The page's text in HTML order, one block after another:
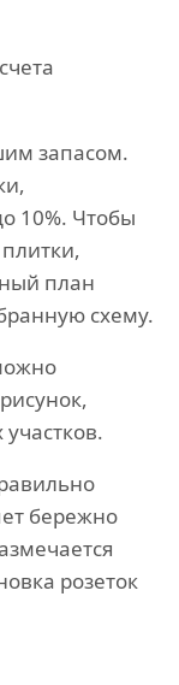
запасом.
10%. Чтобы
план
схему.
бережно
розеток